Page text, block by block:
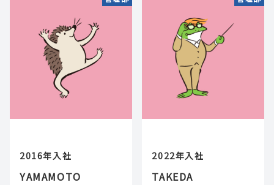
2016年入社
YAMAMOTO
2022年入社
TAKEDA